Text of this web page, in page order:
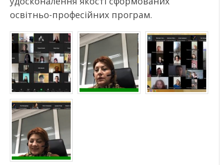
освітньо-професійних програм.